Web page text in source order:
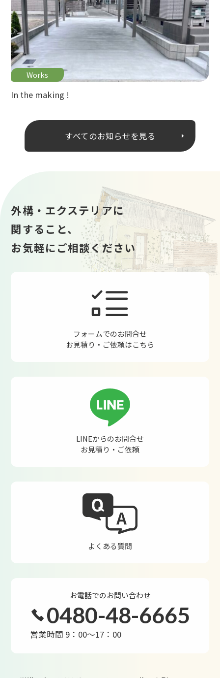
Works
In the making !
すべてのお知らせを見る
外構・エクステリアに
関すること、
お気軽にご相談ください
フォームでのお問合せ
お見積り・ご依頼はこちら
LINEからのお問合せ
お見積り・ご依頼
よくある質問
お電話でのお問い合わせ
0480-48-6665
営業時間 9：00～17：00